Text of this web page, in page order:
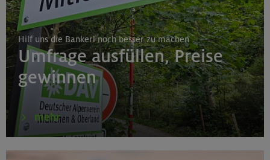
Hilf uns die Bankerl noch besser zu machen
Umfrage ausfüllen, Preise
gewinnen
mehr